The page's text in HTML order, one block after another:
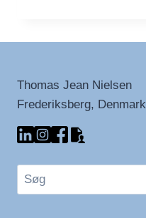
Thomas Jean Nielsen
Frederiksberg, Denmark
Søg